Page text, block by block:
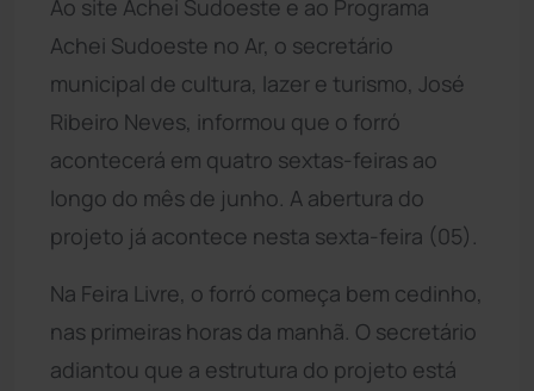
Ao site Achei Sudoeste e ao Programa
Achei Sudoeste no Ar, o secretário
municipal de cultura, lazer e turismo, José
Ribeiro Neves, informou que o forró
acontecerá em quatro sextas-feiras ao
longo do mês de junho. A abertura do
projeto já acontece nesta sexta-feira (05).
Na Feira Livre, o forró começa bem cedinho,
nas primeiras horas da manhã. O secretário
adiantou que a estrutura do projeto está